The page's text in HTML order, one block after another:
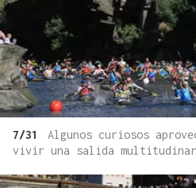
7/31
Algunos curiosos
vivir una salida